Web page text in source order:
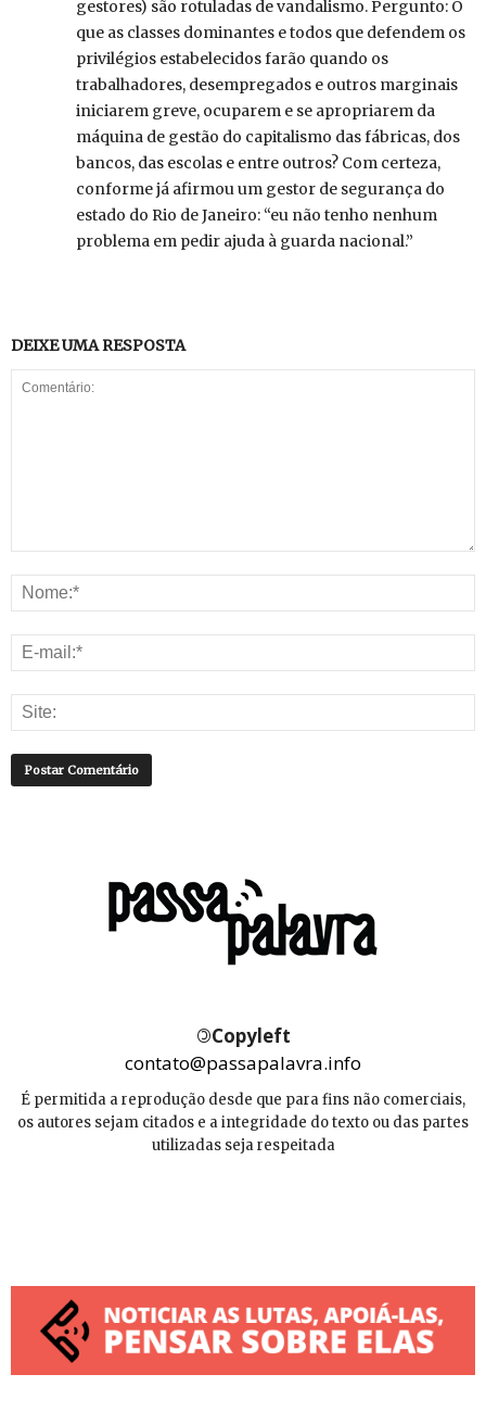
gestores) são rotuladas de vandalismo. Pergunto: O
que as classes dominantes e todos que defendem os
privilégios estabelecidos farão quando os
trabalhadores, desempregados e outros marginais
iniciarem greve, ocuparem e se apropriarem da
máquina de gestão do capitalismo das fábricas, dos
bancos, das escolas e entre outros? Com certeza,
conforme já afirmou um gestor de segurança do
estado do Rio de Janeiro: “eu não tenho nenhum
problema em pedir ajuda à guarda nacional.”
DEIXE UMA RESPOSTA
©Copyleft
contato@passapalavra.info
É permitida a reprodução desde que para fins não comerciais,
os autores sejam citados e a integridade do texto ou das partes
utilizadas seja respeitada